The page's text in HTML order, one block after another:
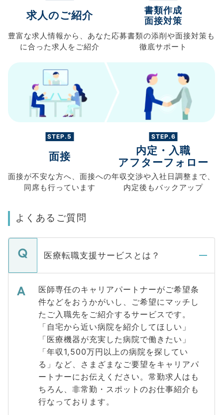
求人のご紹介
豊富な求人情報から、 あなた
に合った求人を ご紹介
書類作成
面接対策
応募書類の添削や面接対策も
徹底サポート
STEP.5
面接
面接が不安な方へ、 面接への
同席も行っています
STEP.6
内定・入職
アフターフォロー
年収交渉や入社日調整まで、
内定後もバックアップ
よくあるご質問
医療転職支援サービスとは？
医師専任のキャリアパートナーがご希望条
件などをおうかがいし、ご希望にマッチし
たご入職先をご紹介するサービスです。
「自宅から近い病院を紹介してほしい」
「医療機器が充実した病院で働きたい」
「年収1,500万円以上の病院を探してい
る」など、さまざまなご要望をキャリアパ
ートナーにお伝えください。常勤求人はも
ちろん、非常勤・スポットのお仕事紹介も
行なっております。